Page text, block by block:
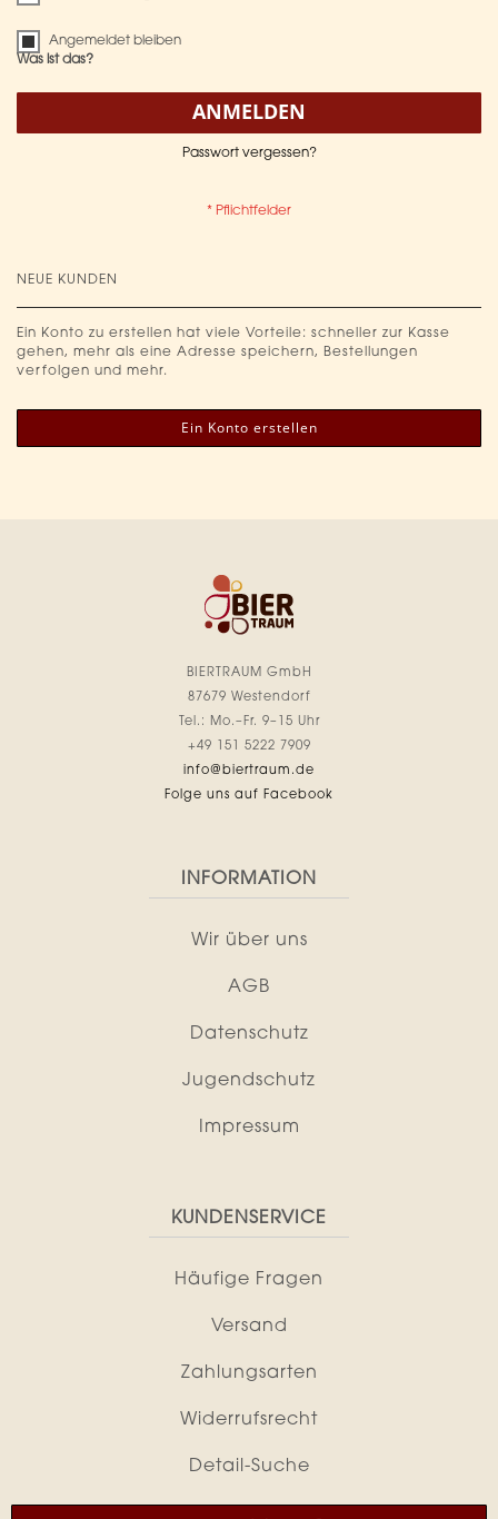
Angemeldet bleiben
Was ist das?
ANMELDEN
Passwort vergessen?
NEUE KUNDEN
Ein Konto zu erstellen hat viele Vorteile: schneller zur Kasse
gehen, mehr als eine Adresse speichern, Bestellungen
verfolgen und mehr.
Ein Konto erstellen
BIERTRAUM GmbH
87679 Westendorf
Tel.: Mo.–Fr. 9–15 Uhr
+49 151 5222 7909
info@biertraum.de
Folge uns auf Facebook
INFORMATION
Wir über uns
AGB
Datenschutz
Jugendschutz
Impressum
KUNDENSERVICE
Häufige Fragen
Versand
Zahlungsarten
Widerrufsrecht
Detail-Suche